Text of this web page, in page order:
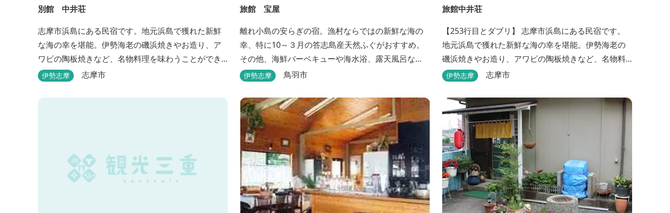
別館 中井荘
志摩市浜島にある民宿です。地元浜島で獲れた新鮮
な海の幸を堪能。伊勢海老の磯浜焼きやお造り、ア
ワビの陶板焼きなど、名物料理を味わうことができ
ます。
伊勢志摩 志摩市
旅館 宝屋
離れ小島の安らぎの宿。漁村ならではの新鮮な海の
幸、特に10～３月の答志島産天然ふぐがおすすめ。
その他、海鮮バーベキューや海水浴、露天風呂な
ど。
伊勢志摩 鳥羽市
旅館中井荘
【253行目とダブリ】 志摩市浜島にある民宿です。
地元浜島で獲れた新鮮な海の幸を堪能。伊勢海老の
磯浜焼きやお造り、アワビの陶板焼きなど、名物料
理を味わうことができます。
伊勢志摩 志摩市